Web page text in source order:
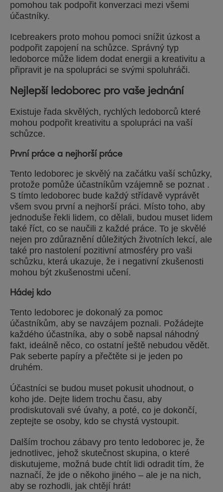
pomohou tak podpořit konverzaci mezi všemi
účastníky.
Icebreakers proto mohou pomoci snížit úzkost a
podpořit zapojení na schůzce. Správný typ
ledoborce může lidem dodat energii a kreativitu a
připravit je na spolupráci se svými spoluhráči.
Nejlepší ledoborec pro vaše jednání
Existuje řada skvělých, rychlých ledoborců které
mohou podpořit kreativitu a spolupráci na vaší
schůzce.
První práce a nejhorší práce
Tento ledoborec je skvělý na začátku vaší schůzky,
protože pomůže účastníkům vzájemně se poznat .
S tímto ledoborec bude každý střídavě vyprávět
všem svou první a nejhorší práci. Místo toho, aby
jednoduše řekli lidem, co dělali, budou muset lidem
také říct, co se naučili z každé práce. To je skvělé
nejen pro zdůraznění důležitých životních lekcí, ale
také pro nastolení pozitivní atmosféry pro vaši
schůzku, která ukazuje, že i negativní zkušenosti
mohou být zkušenostmi učení.
Hádej kdo
Tento ledoborec je dokonalý za pomoc
účastníkům, aby se navzájem poznali. Požádejte
každého účastníka, aby o sobě napsal náhodný
fakt, ideálně něco, co ostatní ještě nebudou vědět.
Pak seberte papíry a přečtěte si je jeden po
druhém.
Účastníci se budou muset pokusit uhodnout, o
koho jde. Dejte lidem trochu času, aby
prodiskutovali své úvahy, a poté, co je dokončí,
zeptejte se osoby, kdo se chystá vystoupit.
Dalším trochou zábavy pro tento ledoborec je, že
jednotlivec, jehož skutečnost skupina, o které
diskutujeme, možná bude chtít lidi odradit tím, že
naznačí, že jde o někoho jiného – ale je na nich,
aby se rozhodli, jak chtějí hrát!